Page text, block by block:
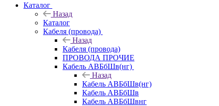
Каталог
Назад
Каталог
Кабеля (провода)
Назад
Кабеля (провода)
ПРОВОДА ПРОЧИЕ
Кабель АВБбШв(нг)
Назад
Кабель АВБбШв(нг)
Кабель АВБбШв
Кабель АВБбШвнг